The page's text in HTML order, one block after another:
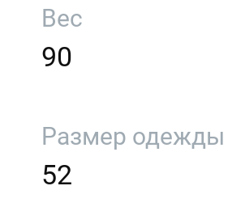
Вес
90
Размер одежды
52